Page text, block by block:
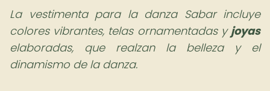
La vestimenta para la danza Sabar incluye
colores vibrantes, telas ornamentadas y joyas
elaboradas, que realzan la belleza y el
dinamismo de la danza.